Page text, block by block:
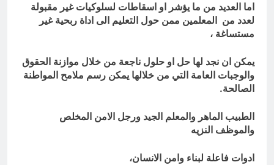
اما العديد من ما يؤشر او اسقاطات لسلوكيات غير مقبولة
لعدد من المعلمين ممن حول التعليم الى اداة ربحية غير
مستساغة ،
يمكن ان نجد لها حل او حلول ناجعة من خلال موازنة الحقوق
والوجبات العامة التي من خلالها يمكن رسم ملامح المواطنة
الصالحة.
الطبيب الماهر والمعلم الجيد ورجل الامن المخلص
والموظف النزيه
ادوات فاعلة لبناء وامن الانسان،